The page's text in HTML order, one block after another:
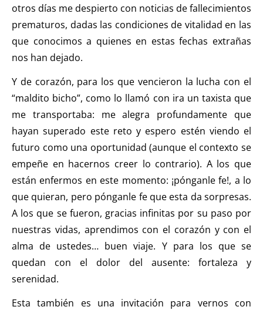
otros días me despierto con noticias de fallecimientos
prematuros, dadas las condiciones de vitalidad en las
que conocimos a quienes en estas fechas extrañas
nos han dejado.
Y de corazón, para los que vencieron la lucha con el
“maldito bicho”, como lo llamó con ira un taxista que
me transportaba: me alegra profundamente que
hayan superado este reto y espero estén viendo el
futuro como una oportunidad (aunque el contexto se
empeñe en hacernos creer lo contrario). A los que
están enfermos en este momento: ¡pónganle fe!, a lo
que quieran, pero pónganle fe que esta da sorpresas.
A los que se fueron, gracias infinitas por su paso por
nuestras vidas, aprendimos con el corazón y con el
alma de ustedes… buen viaje. Y para los que se
quedan con el dolor del ausente: fortaleza y
serenidad.
Esta también es una invitación para vernos con